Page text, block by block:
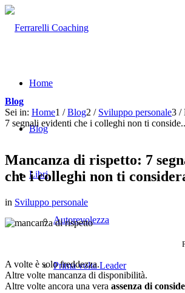
Home
Blog
Libri
Autorevolezza
Prima volta Leader
Blog
Sei in: Home1 / Blog2 / Sviluppo personale3 /
7 segnali evidenti che i colleghi non ti
Mancanza di rispetto: 7
che i colleghi non ti
in Sviluppo personale
A volte è solo freddezza.
Altre volte mancanza di disponibilità.
Altre volte ancora una vera assenza di